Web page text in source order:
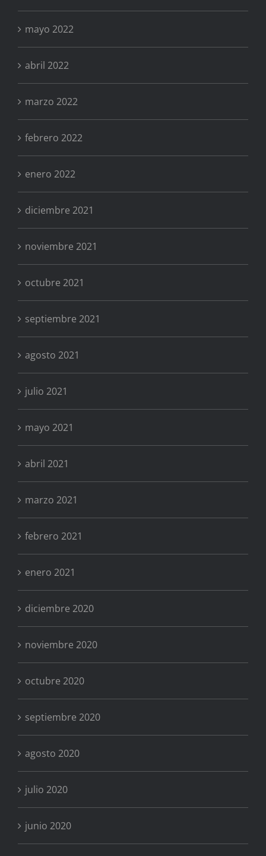
mayo 2022
abril 2022
marzo 2022
febrero 2022
enero 2022
diciembre 2021
noviembre 2021
octubre 2021
septiembre 2021
agosto 2021
julio 2021
mayo 2021
abril 2021
marzo 2021
febrero 2021
enero 2021
diciembre 2020
noviembre 2020
octubre 2020
septiembre 2020
agosto 2020
julio 2020
junio 2020